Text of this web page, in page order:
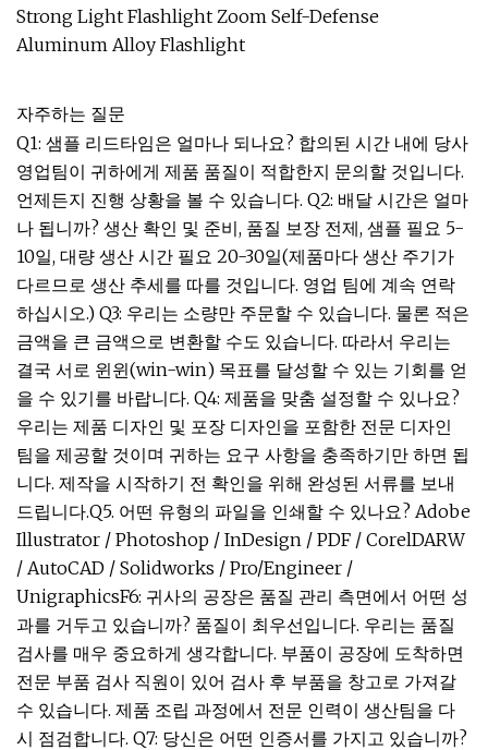
자주하는 질문
Q1: 샘플 리드타임은 얼마나 되나요? 합의된 시간 내에 당사
영업팀이 귀하에게 제품 품질이 적합한지 문의할 것입니다.
언제든지 진행 상황을 볼 수 있습니다. Q2: 배달 시간은 얼마
나 됩니까? 생산 확인 및 준비, 품질 보장 전제, 샘플 필요 5-
10일, 대량 생산 시간 필요 20-30일(제품마다 생산 주기가
다르므로 생산 추세를 따를 것입니다. 영업 팀에 계속 연락
하십시오.) Q3: 우리는 소량만 주문할 수 있습니다. 물론 적은
금액을 큰 금액으로 변환할 수도 있습니다. 따라서 우리는
결국 서로 윈윈(win-win) 목표를 달성할 수 있는 기회를 얻
을 수 있기를 바랍니다. Q4: 제품을 맞춤 설정할 수 있나요?
우리는 제품 디자인 및 포장 디자인을 포함한 전문 디자인
팀을 제공할 것이며 귀하는 요구 사항을 충족하기만 하면 됩
니다. 제작을 시작하기 전 확인을 위해 완성된 서류를 보내
드립니다.Q5. 어떤 유형의 파일을 인쇄할 수 있나요? Adobe
Illustrator / Photoshop / InDesign / PDF / CorelDARW
/ AutoCAD / Solidworks / Pro/Engineer /
UnigraphicsF6: 귀사의 공장은 품질 관리 측면에서 어떤 성
과를 거두고 있습니까? 품질이 최우선입니다. 우리는 품질
검사를 매우 중요하게 생각합니다. 부품이 공장에 도착하면
전문 부품 검사 직원이 있어 검사 후 부품을 창고로 가져갈
수 있습니다. 제품 조립 과정에서 전문 인력이 생산팀을 다
시 점검합니다. Q7: 당신은 어떤 인증서를 가지고 있습니까?